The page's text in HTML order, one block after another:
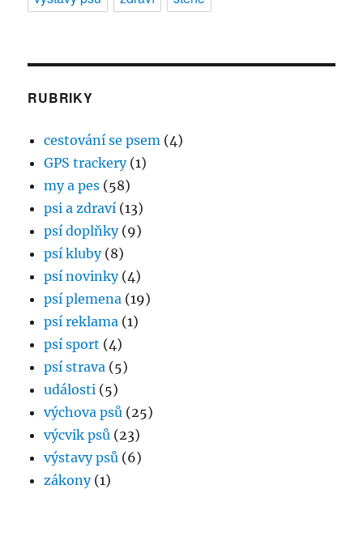
RUBRIKY
cestování se psem (4)
GPS trackery(1)
my a pes (58)
psi a zdraví (13)
psí doplňky(9)
psí kluby(8)
psí novinky(4)
psí plemena (19)
psí reklama (1)
psí sport (4)
psí strava (5)
události (5)
výchova psů (25)
výcvik psů (23)
výstavy psů (6)
zákony(1)